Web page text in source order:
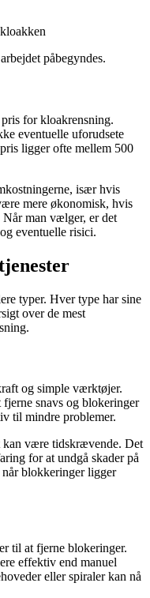
påbegyndes.
for kloakrensning.
eventuelle uforudsete
ligger ofte mellem 500
især hvis
mere økonomisk, hvis
man vælger, er det
eventuelle risici.
typer. Hver type har sine
over de mest
og simple værktøjer.
snavs og blokeringer
til mindre problemer.
kan være tidskrævende. Det
for at undgå skader på
når blokkeringer ligger
til at fjerne blokeringer.
effektiv end manuel
eller spiraler kan nå